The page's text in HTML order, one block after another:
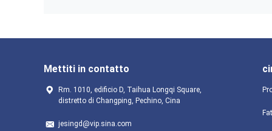
Mettiti in contatto
Rm. 1010, edificio D, Taihua Longqi Square,
distretto di Changping, Pechino, Cina
jesingd@vip.sina.com